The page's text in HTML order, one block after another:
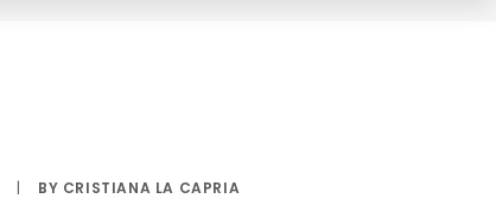
| BY CRISTIANA LA CAPRIA